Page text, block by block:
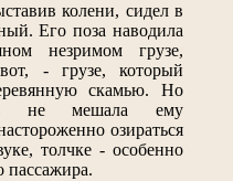
колени, сидел в
Его поза наводила
незримом грузе,
- грузе, который
скамью. Но
не мешала ему
озираться
толчке - особенно
пассажира.